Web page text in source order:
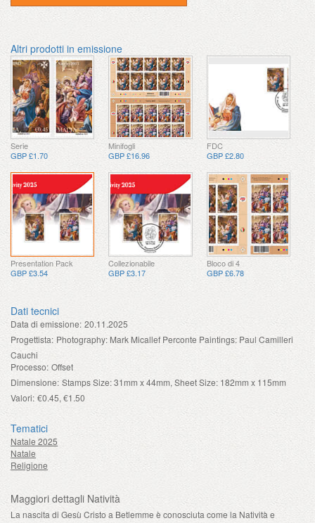
Altri prodotti in emissione
Serie
GBP £1.70
Minifogli
GBP £16.96
FDC
GBP £2.80
Presentation Pack
GBP £3.54
Collezionabile
GBP £3.17
Bloco di 4
GBP £6.78
Dati tecnici
Data di emissione: 20.11.2025
Progettista: Photography: Mark Micallef Perconte Paintings: Paul Camilleri
Cauchi
Processo: Offset
Dimensione: Stamps Size: 31mm x 44mm, Sheet Size: 182mm x 115mm
Valori: €0.45, €1.50
Tematici
Natale 2025
Natale
Religione
Maggiori dettagli Natività
La nascita di Gesù Cristo a Betlemme è conosciuta come la Natività e